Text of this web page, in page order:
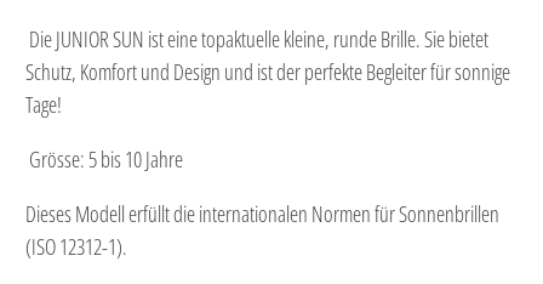
Die JUNIOR SUN ist eine topaktuelle kleine, runde Brille. Sie bietet
Schutz, Komfort und Design und ist der perfekte Begleiter für sonnige
Tage!
Grösse: 5 bis 10 Jahre
Dieses Modell erfüllt die internationalen Normen für Sonnenbrillen
(ISO 12312-1).